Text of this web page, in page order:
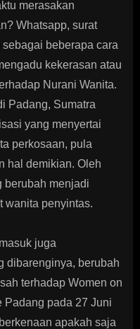
merasakan
Whatsapp, surat
beberapa cara
kekerasan atau
Nurani Wanita.
Padang, Sumatra
yang menyertai
perkosaan, pula
hal demikian. Oleh
berubah menjadi
wanita penyintas.
juga
dibarenginya, berubah
terhadap Women on
Padang pada 27 Juni
apakah saja